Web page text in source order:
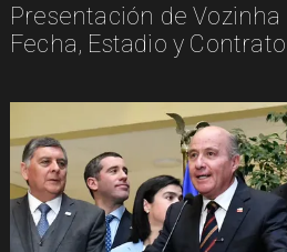
Presentación de Vozinha
Fecha, Estadio y Contrato